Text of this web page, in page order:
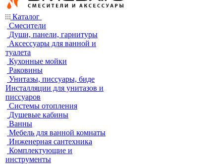
Каталог
Смесители
Души, панели, гарнитуры
Аксессуары для ванной и
туалета
Кухонные мойки
Раковины
Унитазы, писсуары, биде
Инсталляции для унитазов и
писсуаров
Системы отопления
Душевые кабины
Ванны
Мебель для ванной комнаты
Инженерная сантехника
Комплектующие и
инструменты